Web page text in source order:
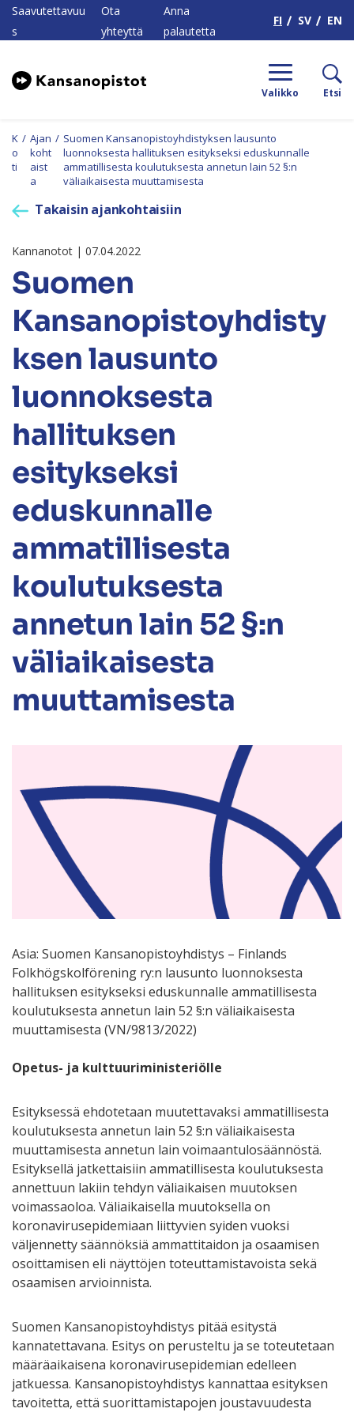
Saavutettavuu
s
Ota
yhteyttä
Anna
palautetta
FI SV EN
Valikko Etsi
K
o
ti
/ Ajan
koht
aist
a
/ Suomen Kansanopistoyhdistyksen lausunto
luonnoksesta hallituksen esitykseksi eduskunnalle
ammatillisesta koulutuksesta annetun lain 52 §:n
väliaikaisesta muuttamisesta
Takaisin ajankohtaisiin
Kannanotot | 07.04.2022
Suomen
Kansanopistoyhdisty
ksen lausunto
luonnoksesta
hallituksen
esitykseksi
eduskunnalle
ammatillisesta
koulutuksesta
annetun lain 52 §:n
väliaikaisesta
muuttamisesta
Asia: Suomen Kansanopistoyhdistys – Finlands
Folkhögskolförening ry:n lausunto luonnoksesta
hallituksen esitykseksi eduskunnalle ammatillisesta
koulutuksesta annetun lain 52 §:n väliaikaisesta
muuttamisesta (VN/9813/2022)
Opetus- ja kulttuuriministeriölle
Esityksessä ehdotetaan muutettavaksi ammatillisesta
koulutuksesta annetun lain 52 §:n väliaikaisesta
muuttamisesta annetun lain voimaantulosäännöstä.
Esityksellä jatkettaisiin ammatillisesta koulutuksesta
annettuun lakiin tehdyn väliaikaisen muutoksen
voimassaoloa. Väliaikaisella muutoksella on
koronavirusepidemiaan liittyvien syiden vuoksi
väljennetty säännöksiä ammattitaidon ja osaamisen
osoittamisen eli näyttöjen toteuttamistavoista sekä
osaamisen arvioinnista.
Suomen Kansanopistoyhdistys pitää esitystä
kannatettavana. Esitys on perusteltu ja se toteutetaan
määräaikaisena koronavirusepidemian edelleen
jatkuessa. Kansanopistoyhdistys kannattaa esityksen
tavoitetta, että suorittamistapojen joustavuudesta